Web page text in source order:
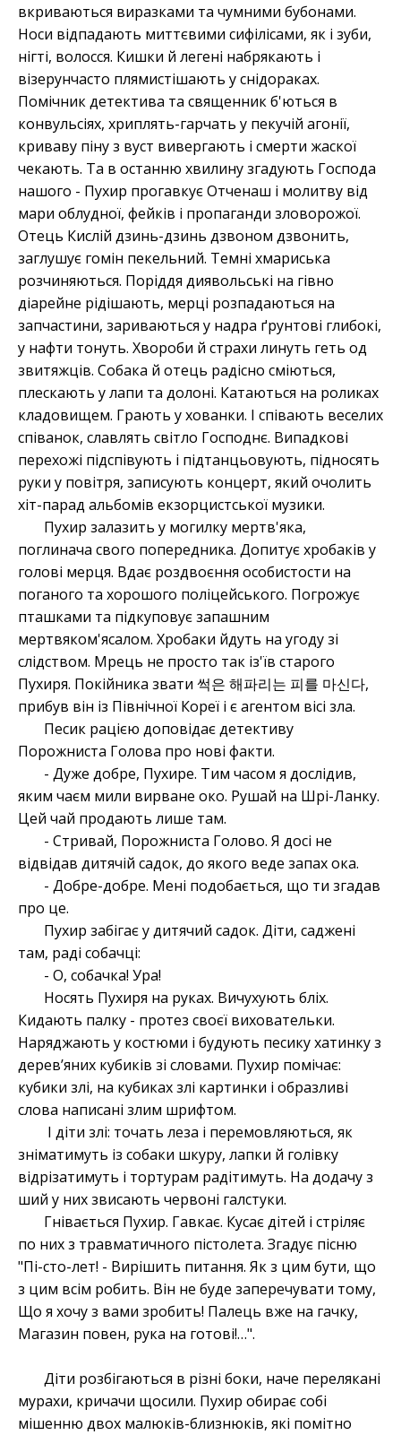
вкриваються виразками та чумними бубонами.
Носи відпадають миттєвими сифілісами, як і зуби,
нігті, волосся. Кишки й легені набрякають і
візерунчасто плямистішають у снідораках.
Помічник детектива та священник б'ються в
конвульсіях, хриплять-гарчать у пекучій агонії,
криваву піну з вуст вивергають і смерти жаскої
чекають. Та в останню хвилину згадують Господа
нашого - Пухир прогавкує Отченаш і молитву від
мари облудної, фейків і пропаганди зловорожої.
Отець Кислій дзинь-дзинь дзвоном дзвонить,
заглушує гомін пекельний. Темні хмариська
розчиняються. Поріддя диявольські на гівно
діарейне рідішають, мерці розпадаються на
запчастини, зариваються у надра ґрунтові глибокі,
у нафти тонуть. Хвороби й страхи линуть геть од
звитяжців. Собака й отець радісно сміються,
плескають у лапи та долоні. Катаються на роликах
кладовищем. Грають у хованки. І співають веселих
співанок, славлять світло Господнє. Випадкові
перехожі підспівують і підтанцьовують, підносять
руки у повітря, записують концерт, який очолить
хіт-парад альбомів екзорцистської музики.
Пухир залазить у могилку мертв'яка,
поглинача свого попередника. Допитує хробаків у
голові мерця. Вдає роздвоєння особистости на
поганого та хорошого поліцейського. Погрожує
пташками та підкуповує запашним
мертвяком'ясалом. Хробаки йдуть на угоду зі
слідством. Мрець не просто так із'їв старого
Пухиря. Покійника звати 썩은 해파리는 피를 마신다,
прибув він із Північної Кореї і є агентом вісі зла.
Песик рацією доповідає детективу
Порожниста Голова про нові факти.
- Дуже добре, Пухире. Тим часом я дослідив,
яким чаєм мили вирване око. Рушай на Шрі-Ланку.
Цей чай продають лише там.
- Стривай, Порожниста Голово. Я досі не
відвідав дитячій садок, до якого веде запах ока.
- Добре-добре. Мені подобається, що ти згадав
про це.
Пухир забігає у дитячий садок. Діти, саджені
там, раді собачці:
- О, собачка! Ура!
Носять Пухиря на руках. Вичухують бліх.
Кидають палку - протез своєї виховательки.
Наряджають у костюми і будують песику хатинку з
дерев’яних кубиків зі словами. Пухир помічає:
кубики злі, на кубиках злі картинки і образливі
слова написані злим шрифтом.
І діти злі: точать леза і перемовляються, як
зніматимуть із собаки шкуру, лапки й голівку
відрізатимуть і тортурам радітимуть. На додачу з
ший у них звисають червоні галстуки.
Гнівається Пухир. Гавкає. Кусає дітей і стріляє
по них з травматичного пістолета. Згадує пісню
"Пі-сто-лет! - Вирішить питання. Як з цим бути, що
з цим всім робить. Він не буде заперечувати тому,
Що я хочу з вами зробить! Палець вже на гачку,
Магазин повен, рука на готові!…".
Діти розбігаються в різні боки, наче перелякані
мурахи, кричачи щосили. Пухир обирає собі
мішенню двох малюків-близнюків, які помітно